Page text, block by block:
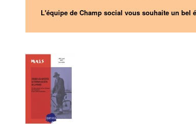
L'équipe de Champ social vous souhaite un bel